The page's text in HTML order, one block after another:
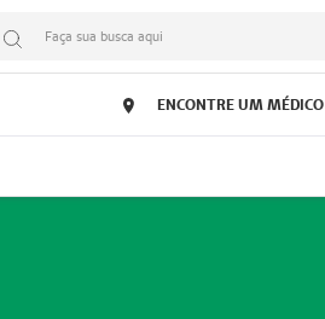
Faça sua busca aqui
ENCONTRE UM MÉDICO